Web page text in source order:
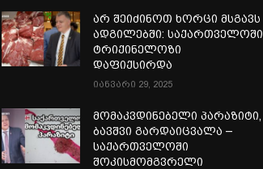
არ შეიძინოთ ხორცი მსგავს
ადგილებში: საქართველოში
ტრიქინელოზი
დაფიქსირდა
იანვარი 29, 2025
მომაკვდინებელი პარაზიტი,
ბავშვი გარდაიცვალა –
საქართველოში
შოკისმომგვრელი